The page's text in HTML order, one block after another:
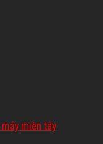
máy miền tây